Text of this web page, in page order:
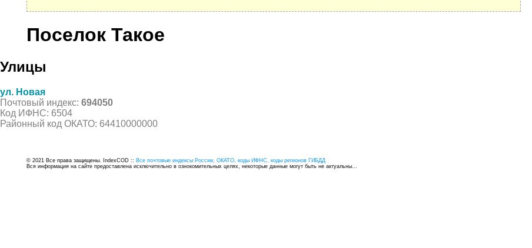
Поселок Такое
Улицы
ул. Новая
Почтовый индекс: 694050
Код ИФНС: 6504
Районный код ОКАТО: 64410000000
© 2021 Все права защищены. IndexCOD :: Все почтовые индексы России, ОКАТО, коды ИФНС, коды регионов ГИБДД
Вся информация на сайте предоставлена исключительно в ознокомительных целях, некоторые данные могут быть не актуальны...